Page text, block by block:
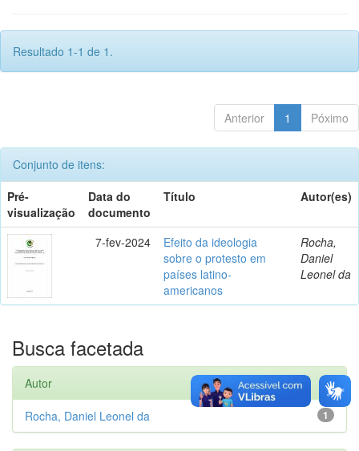
Resultado 1-1 de 1.
Anterior 1 Póximo
Conjunto de itens:
Pré-
visualização
Data do
documento
Título Autor(es)
7-fev-2024
Efeito da ideologia
sobre o protesto em
países latino-
americanos
Rocha,
Daniel
Leonel da
Busca facetada
Autor
1
Rocha, Daniel Leonel da